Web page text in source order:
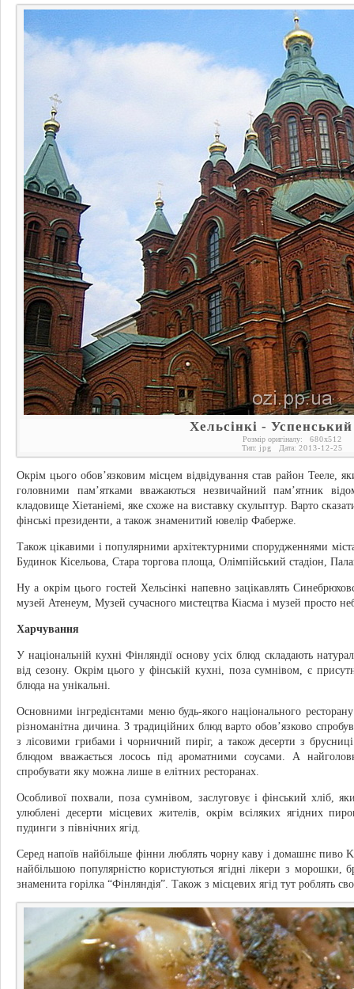
Хельсінкі -
Розмір оригіналу: 680x512
Тип: jpg Дата: 2013-12-25
Окрім цього обов’язковим місцем відвідування став район Тееле,
головними пам’ятками вважаються незвичайний пам’ятник
кладовище Хіетаніемі, яке схоже на виставку скульптур. Варто
фінські президенти, а також знаменитий ювелір Фаберже.
Також цікавими і популярними архітектурними спорудженнями
Будинок Кісельова, Стара торгова площа, Олімпійський стадіон,
Ну а окрім цього гостей Хельсінкі напевно зацікавлять
музей Атенеум, Музей сучасного мистецтва Кіасма і музей просто
Харчування
У національній кухні Фінляндії основу усіх блюд складають
від сезону. Окрім цього у фінській кухні, поза сумнівом, є
блюда на унікальні.
Основними інгредієнтами меню будь-якого національного
різноманітна дичина. З традиційних блюд варто обов’язково
з лісовими грибами і чорничний пиріг, а також десерти з
блюдом вважається лосось під ароматними соусами. А
спробувати яку можна лише в елітних ресторанах.
Особливої похвали, поза сумнівом, заслуговує і фінський хліб,
улюблені десерти місцевих жителів, окрім всіляких ягідних
пудинги з північних ягід.
Серед напоїв найбільше фінни люблять чорну каву і домашнє пиво
найбільшою популярністю користуються ягідні лікери з
знаменита горілка “Фінляндія”. Також з місцевих ягід тут роблять